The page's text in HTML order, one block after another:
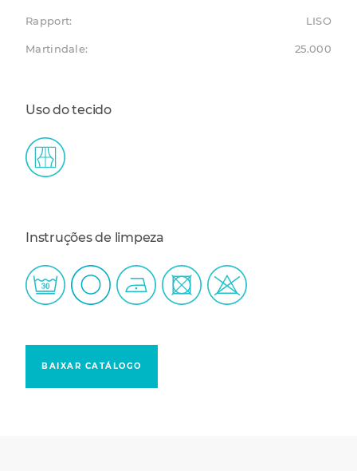
Rapport: LISO
Martindale: 25.000
Uso do tecido
Instruções de limpeza
BAIXAR CATÁLOGO